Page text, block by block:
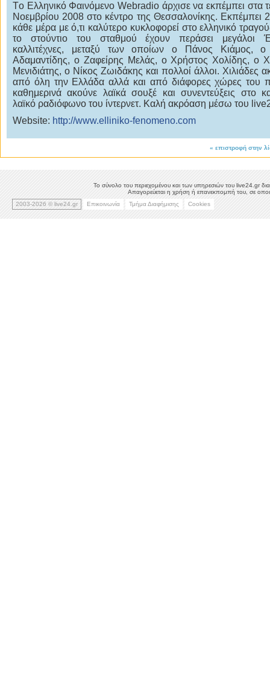
Tο Ελληνικό Φαινόμενο Webradio άρχισε να εκπέμπει στα
Νοεμβρίου 2008 στο κέντρο της Θεσσαλονίκης. Εκπέμπει
κάθε μέρα με ό,τι καλύτερο κυκλοφορεί στο ελληνικό
το στούντιο του σταθμού έχουν περάσει μεγάλοι
καλλιτέχνες, μεταξύ των οποίων ο Πάνος Κιάμος,
Αδαμαντίδης, ο Ζαφείρης Μελάς, ο Χρήστος Χολίδης, ο
Μενιδιάτης, ο Νίκος Ζωιδάκης και πολλοί άλλοι. Χιλιάδες
από όλη την Ελλάδα αλλά και από διάφορες χώρες του
καθημερινά ακούνε λαϊκά σουξέ και συνεντεύξεις στο
λαϊκό ραδιόφωνο του ίντερνετ. Καλή ακρόαση μέσω του
Website: http://www.elliniko-fenomeno.com
« επιστροφή στην
Το σύνολο του περιεχομένου και των υπηρεσιών του live24.gr
Απαγορεύεται η χρήση ή επανεκπομπή του, σε
2003-2026 © live24.gr
Επικοινωνία Τμήμα Διαφήμισης Cookies